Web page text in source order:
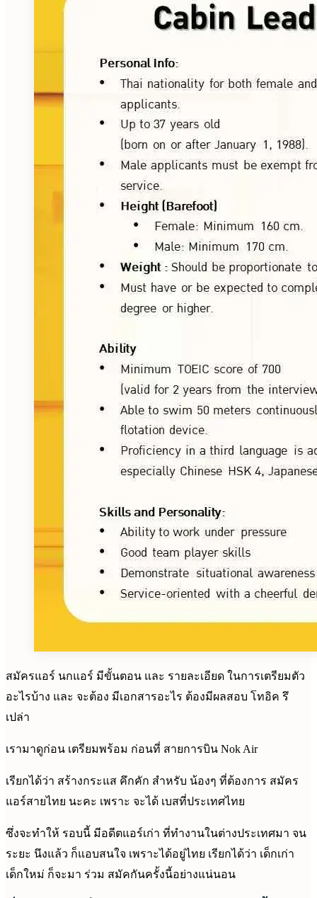
สมัครแอร์ นกแอร์ มีขั้นตอน และ รายละเอียด ในการเตรียมตัว
อะไรบ้าง และ จะต้อง มีเอกสารอะไร ต้องมีผลสอบ โทอิค รึ
เปล่า
เรามาดูก่อน เตรียมพร้อม ก่อนที่ สายการบิน Nok Air
เรียกได้ว่า สร้างกระแส คึกคัก สำหรับ น้องๆ ที่ต้องการ สมัคร
แอร์สายไทย นะคะ เพราะ จะได้ เบสที่ประเทศไทย
ซึ่งจะทำให้ รอบนี้ มีอดีตแอร์เก่า ที่ทำงานในต่างประเทศมา จน
ระยะ นึงแล้ว ก็แอบสนใจ เพราะได้อยู่ไทย เรียกได้ว่า เด็กเก่า
เด็กใหม่ ก็จะมา ร่วม สมัคกันครั้งนี้อย่างแน่นอน